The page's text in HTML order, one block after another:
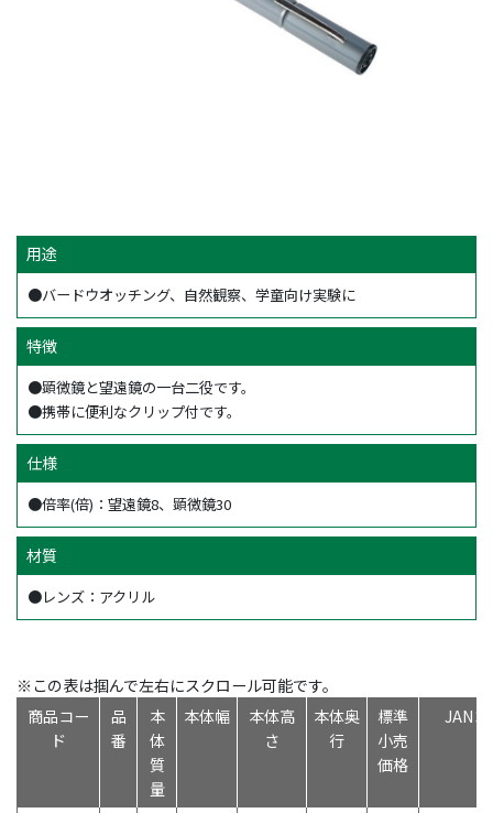
用途
●バードウオッチング、自然観察、学童向け実験に
特徴
●顕微鏡と望遠鏡の一台二役です。
●携帯に便利なクリップ付です。
仕様
●倍率(倍)：望遠鏡8、顕微鏡30
材質
●レンズ：アクリル
※この表は掴んで左右にスクロール可能です。
商品コー
ド
品
番
本
体
質
量
本体幅
本体高
さ
本体奥
行
標準
小売
価格
JANコ